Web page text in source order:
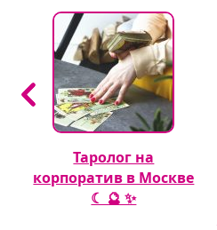
Таролог на
корпоратив в Москве
☾ 🔮 ✨